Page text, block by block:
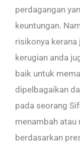
perdagangan
keuntungan.
risikonya
kerugian anda
baik untuk
dipelbagaikan
pada seorang
menambah atau
berdasarkan